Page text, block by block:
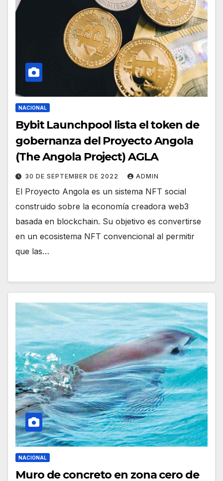
NACIONAL
Bybit Launchpool lista el token de
gobernanza del Proyecto Angola
(The Angola Project) AGLA
30 DE SEPTEMBER DE 2022 ADMIN
El Proyecto Angola es un sistema NFT social
construido sobre la economía creadora web3
basada en blockchain. Su objetivo es convertirse
en un ecosistema NFT convencional al permitir
que las…
NACIONAL
Muro de concreto en zona cero de